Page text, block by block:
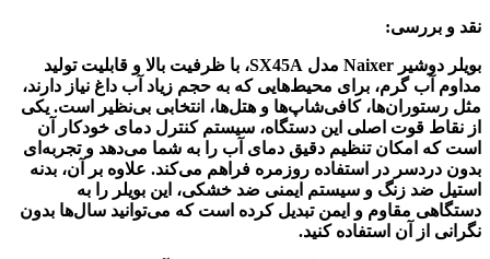
نقد و بررسی:
بویلر دوشیر Naixer مدل SX45A، با ظرفیت بالا و قابلیت تولید
مداوم آب گرم، برای محیط‌هایی که به حجم زیاد آب داغ نیاز دارند،
مثل رستوران‌ها، کافی‌شاپ‌ها و هتل‌ها، انتخابی بی‌نظیر است. یکی
از نقاط قوت اصلی این دستگاه، سیستم کنترل دمای خودکار آن
است که امکان تنظیم دقیق دمای آب را به شما می‌دهد و تجربه‌ای
بدون دردسر در استفاده روزمره فراهم می‌کند. علاوه بر آن، بدنه
استیل ضد زنگ و سیستم ایمنی ضد خشکی، این بویلر را به
دستگاهی مقاوم و ایمن تبدیل کرده است که می‌توانید سال‌ها بدون
نگرانی از آن استفاده کنید.